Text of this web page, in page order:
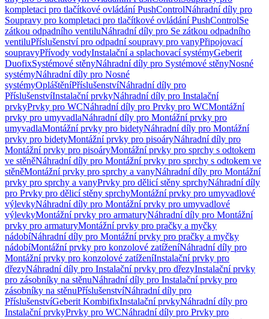
kompletaci pro tlačítkové ovládání PushControlNáhradní díly pro
Soupravy pro kompletaci pro tlačítkové ovládání PushControlSe
zátkou odpadního ventiluNáhradní díly pro Se zátkou odpadního
ventiluPříslušenství pro odpadní soupravy pro vanyPřipojovací
soupravyPřívody vodyInstalační a splachovací systémyGeberit
DuofixSystémové stěnyNáhradní díly pro Systémové stěnyNosné
systémyNáhradní díly pro Nosné
systémyOpláštěníPříslušenstvíNáhradní díly pro
PříslušenstvíInstalační prvkyNáhradní díly pro Instalační
prvkyPrvky pro WCNáhradní díly pro Prvky pro WCMontážní
prvky pro umyvadlaNáhradní díly pro Montážní prvky pro
umyvadlaMontážní prvky pro bidetyNáhradní díly pro Montážní
prvky pro bidetyMontážní prvky pro pisoáryNáhradní díly pro
Montážní prvky pro pisoáryMontážní prvky pro sprchy s odtokem
ve stěněNáhradní díly pro Montážní prvky pro sprchy s odtokem ve
stěněMontážní prvky pro sprchy a vanyNáhradní díly pro Montážní
prvky pro sprchy a vanyPrvky pro dělicí stěny sprchyNáhradní díly
pro Prvky pro dělicí stěny sprchyMontážní prvky pro umyvadlové
výlevkyNáhradní díly pro Montážní prvky pro umyvadlové
výlevkyMontážní prvky pro armaturyNáhradní díly pro Montážní
prvky pro armaturyMontážní prvky pro pračky a myčky
nádobíNáhradní díly pro Montážní prvky pro pračky a myčky
nádobíMontážní prvky pro konzolové zatíženíNáhradní díly pro
Montážní prvky pro konzolové zatíženíInstalační prvky pro
dřezyNáhradní díly pro Instalační prvky pro dřezyInstalační prvky
pro zásobníky na stěnuNáhradní díly pro Instalační prvky pro
zásobníky na stěnuPříslušenstvíNáhradní díly pro
PříslušenstvíGeberit KombifixInstalační prvkyNáhradní díly pro
Instalační prvkyPrvky pro WCNáhradní díly pro Prvky pro